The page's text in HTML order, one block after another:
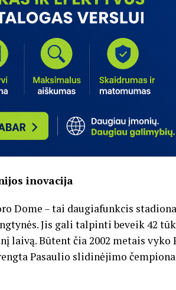
inovacija
Dome – tai daugiafunkcis
Jis gali talpinti beveik 42
laivą. Būtent čia 2002 metais
Pasaulio slidinėjimo